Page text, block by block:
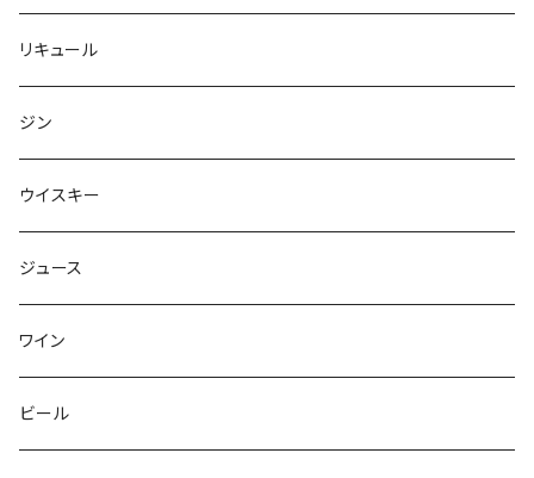
リキュール
ジン
ウイスキー
ジュース
ワイン
ビール